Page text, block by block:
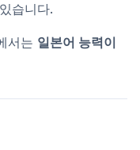
습니다.
서는 일본어 능력이